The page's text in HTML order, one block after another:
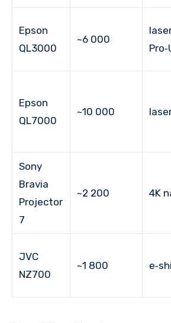
Epson
QL3000
~6 000
Epson
QL7000
~10 000
Sony
Bravia
Projector
7
~2 200 4K
JVC
NZ700
~1 800